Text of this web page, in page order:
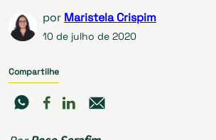
por Maristela Crispim
10 de julho de 2020
Compartilhe